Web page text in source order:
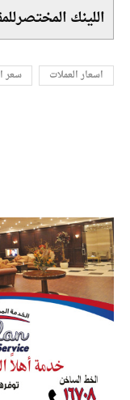
اللينك
اسعار العملات سعر